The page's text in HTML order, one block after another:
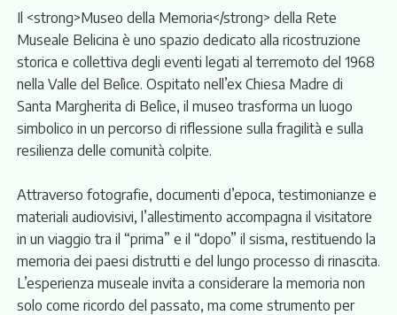
Il <strong>Museo della Memoria</strong> della Rete
Museale Belicina è uno spazio dedicato alla ricostruzione
storica e collettiva degli eventi legati al terremoto del 1968
nella Valle del Belìce. Ospitato nell’ex Chiesa Madre di
Santa Margherita di Belìce, il museo trasforma un luogo
simbolico in un percorso di riflessione sulla fragilità e sulla
resilienza delle comunità colpite.
Attraverso fotografie, documenti d’epoca, testimonianze e
materiali audiovisivi, l’allestimento accompagna il visitatore
in un viaggio tra il “prima” e il “dopo” il sisma, restituendo la
memoria dei paesi distrutti e del lungo processo di rinascita.
L’esperienza museale invita a considerare la memoria non
solo come ricordo del passato, ma come strumento per